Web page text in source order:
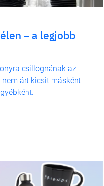
– a legjobb
csillognának az
nem árt kicsit másként